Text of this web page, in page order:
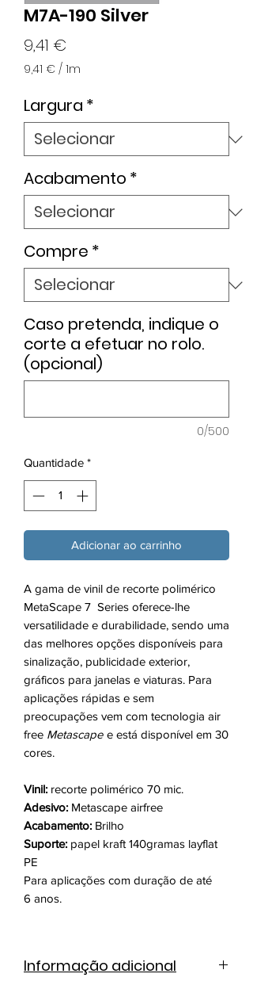
M7A-190 Silver
9,41 €
9,41 € / 1m
por
1
metro
Largura *
Acabamento *
Compre *
Caso pretenda, indique o
corte a efetuar no rolo.
(opcional)
0/500
Quantidade *
Adicionar ao carrinho
A gama de vinil de recorte polimérico
MetaScape 7 Series oferece-lhe
versatilidade e durabilidade, sendo uma
das melhores opções disponíveis para
sinalização, publicidade exterior,
gráficos para janelas e viaturas. Para
aplicações rápidas e sem
preocupações vem com tecnologia air
free Metascape e está disponível em 30
cores.
Vinil: recorte polimérico 70 mic.
Adesivo: Metascape airfree
Acabamento: Brilho
Suporte: papel kraft 140gramas layflat
PE
Para aplicações com duração de até
6 anos.
Informação adicional